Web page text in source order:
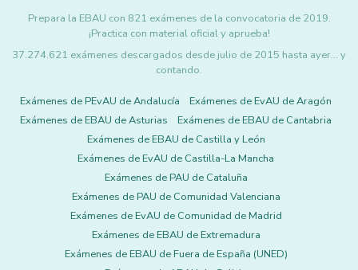
Prepara la EBAU con 821 exámenes de la convocatoria de 2019.
¡Practica con material oficial y aprueba!
37.274.621 exámenes descargados desde julio de 2015 hasta ayer... y
contando.
Exámenes de PEvAU de Andalucía
Exámenes de EvAU de Aragón
Exámenes de EBAU de Asturias
Exámenes de EBAU de Cantabria
Exámenes de EBAU de Castilla y León
Exámenes de EvAU de Castilla-La Mancha
Exámenes de PAU de Cataluña
Exámenes de PAU de Comunidad Valenciana
Exámenes de EvAU de Comunidad de Madrid
Exámenes de EBAU de Extremadura
Exámenes de EBAU de Fuera de España (UNED)